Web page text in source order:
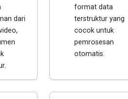
dari
format data
terstruktur yang
cocok untuk
pemrosesan
otomatis.